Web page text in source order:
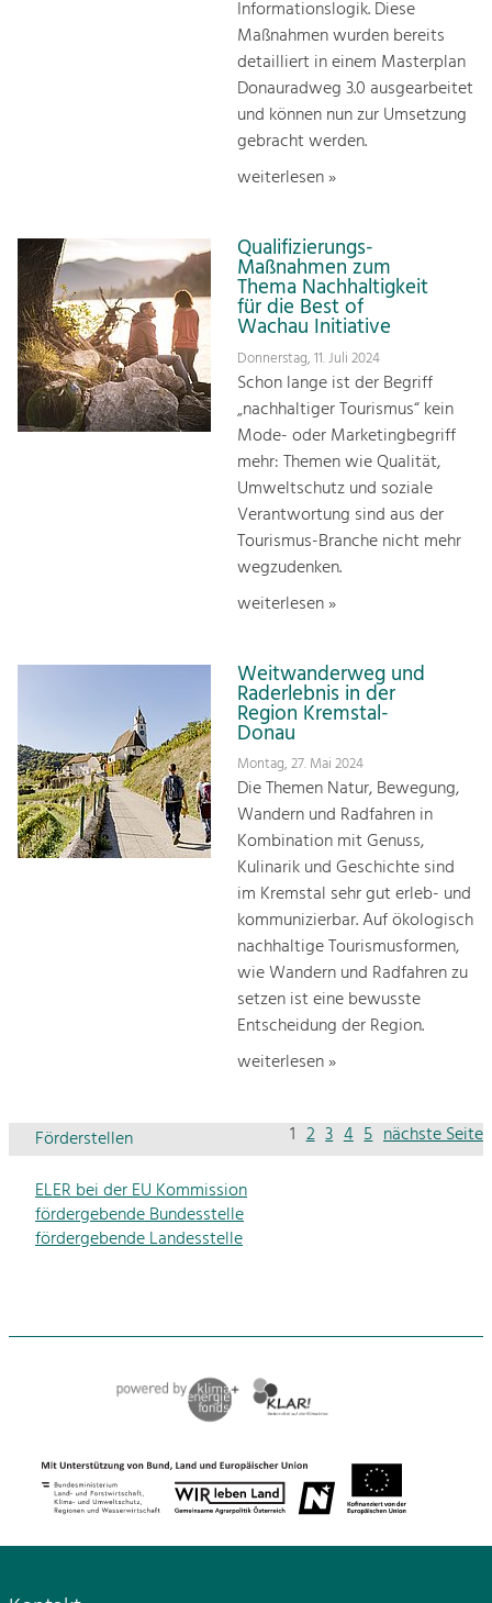
Informationslogik. Diese
Maßnahmen wurden bereits
detailliert in einem Masterplan
Donauradweg 3.0 ausgearbeitet
und können nun zur Umsetzung
gebracht werden.
weiterlesen »
Qualifizierungs-
Maßnahmen zum
Thema Nachhaltigkeit
für die Best of
Wachau Initiative
Donnerstag, 11. Juli 2024
Schon lange ist der Begriff
„nachhaltiger Tourismus“ kein
Mode- oder Marketingbegriff
mehr: Themen wie Qualität,
Umweltschutz und soziale
Verantwortung sind aus der
Tourismus-Branche nicht mehr
wegzudenken.
weiterlesen »
Weitwanderweg und
Raderlebnis in der
Region Kremstal-
Donau
Montag, 27. Mai 2024
Die Themen Natur, Bewegung,
Wandern und Radfahren in
Kombination mit Genuss,
Kulinarik und Geschichte sind
im Kremstal sehr gut erleb- und
kommunizierbar. Auf ökologisch
nachhaltige Tourismusformen,
wie Wandern und Radfahren zu
setzen ist eine bewusste
Entscheidung der Region.
weiterlesen »
1 2 3 4 5 nächste Seite
Förderstellen
ELER bei der EU Kommission
fördergebende Bundesstelle
fördergebende Landesstelle